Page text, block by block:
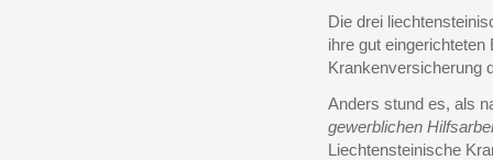
Die drei
ihre gut
Krankenversicherung
Anders stund es, als
gewerblichen
Liechtensteinische